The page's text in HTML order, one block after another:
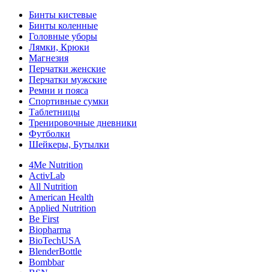
Бинты кистевые
Бинты коленные
Головные уборы
Лямки, Крюки
Магнезия
Перчатки женские
Перчатки мужские
Ремни и пояса
Спортивные сумки
Таблетницы
Тренировочные дневники
Футболки
Шейкеры, Бутылки
4Me Nutrition
ActivLab
All Nutrition
American Health
Applied Nutrition
Be First
Biopharma
BioTechUSA
BlenderBottle
Bombbar